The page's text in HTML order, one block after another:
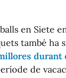
en Siete
també ha
durant
de